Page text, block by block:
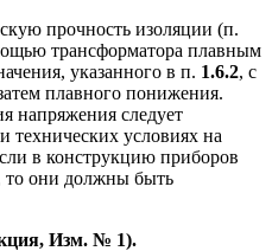
прочность изоляции (п.
трансформатора плавным
указанного в п. 1.6.2, с
плавного понижения.
напряжения следует
технических условиях на
в конструкцию приборов
то они должны быть
Изм. № 1).